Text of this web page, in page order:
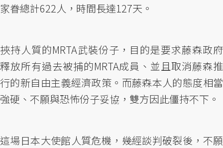
家眷總計622人，時間長達127天。
挾持人質的MRTA武裝份子，目的是要求藤森政府
釋放所有過去被捕的MRTA成員、並且取消藤森推
行的新自由主義經濟政策。而藤森本人的態度相當
強硬、不願與恐怖份子妥協，雙方因此僵持不下。
這場日本大使館人質危機，幾經談判破裂後，不願